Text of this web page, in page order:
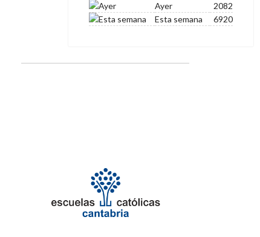
Ayer
2082
Esta semana
6920